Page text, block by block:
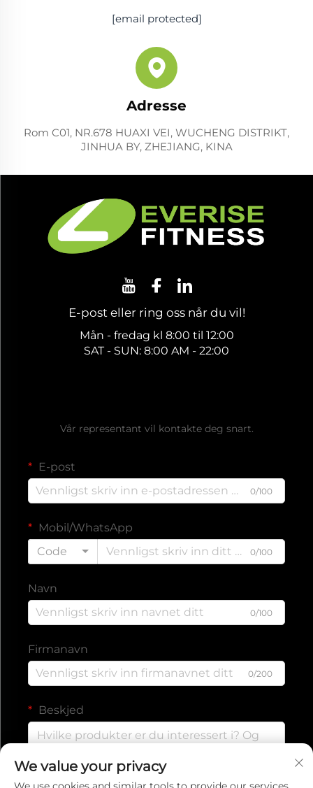
[email protected]
Adresse
Rom C01, NR.678 HUAXI VEI, WUCHENG DISTRIKT,
JINHUA BY, ZHEJIANG, KINA
E-post eller ring oss når du vil!
Mån - fredag kl 8:00 til 12:00
SAT - SUN: 8:00 AM - 22:00
Vår representant vil kontakte deg snart.
E-post
0/100
Mobil/WhatsApp
Code
0/100
Navn
0/100
Firmanavn
0/200
Beskjed
We value your privacy